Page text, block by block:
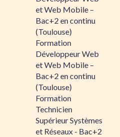
et Web Mobile –
Bac+2 en continu
(Toulouse)
Formation
Développeur Web
et Web Mobile –
Bac+2 en continu
(Toulouse)
Formation
Technicien
Supérieur Systèmes
et Réseaux - Bac+2